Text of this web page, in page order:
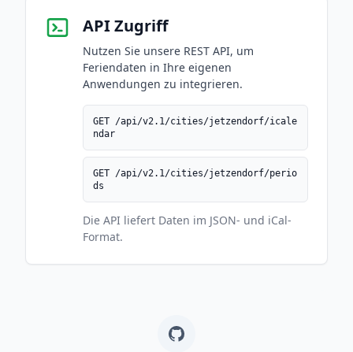
API Zugriff
Nutzen Sie unsere REST API, um
Feriendaten in Ihre eigenen
Anwendungen zu integrieren.
GET /api/v2.1/cities/jetzendorf/icale
ndar
GET /api/v2.1/cities/jetzendorf/perio
ds
Die API liefert Daten im JSON- und iCal-
Format.